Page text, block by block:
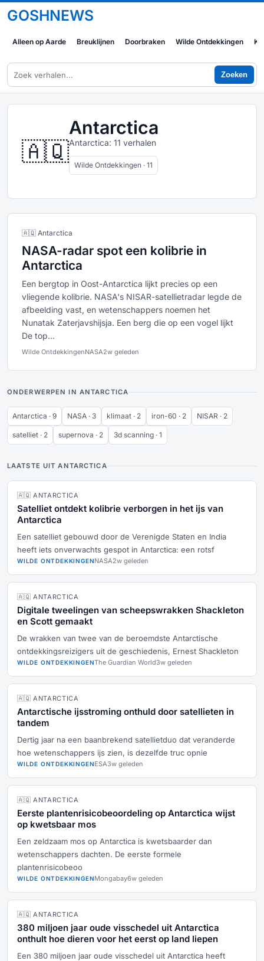
GOSHNEWS
Alleen op Aarde Breuklijnen Doorbraken Wilde Ontdekkingen
Zoeken
🇦🇶
Antarctica
Antarctica: 11 verhalen
Wilde Ontdekkingen · 11
🇦🇶 Antarctica
NASA-radar spot een kolibrie in
Antarctica
Een bergtop in Oost-Antarctica lijkt precies op een
vliegende kolibrie. NASA's NISAR-satellietradar legde de
afbeelding vast, en wetenschappers noemen het
Nunatak Zaterjavshijsja. Een berg die op een vogel lijkt
De top...
Wilde OntdekkingenNASA2w geleden
ONDERWERPEN IN ANTARCTICA
Antarctica · 9 NASA · 3 klimaat · 2 iron-60 · 2 NISAR · 2
satelliet · 2 supernova · 2 3d scanning · 1
LAATSTE UIT ANTARCTICA
🇦🇶 ANTARCTICA
Satelliet ontdekt kolibrie verborgen in het ijs van
Antarctica
Een satelliet gebouwd door de Verenigde Staten en India
heeft iets onverwachts gespot in Antarctica: een rotsf
WILDE ONTDEKKINGENNASA2w geleden
🇦🇶 ANTARCTICA
Digitale tweelingen van scheepswrakken Shackleton
en Scott gemaakt
De wrakken van twee van de beroemdste Antarctische
ontdekkingsreizigers uit de geschiedenis, Ernest Shackleton
WILDE ONTDEKKINGENThe Guardian World3w geleden
🇦🇶 ANTARCTICA
Antarctische ijsstroming onthuld door satellieten in
tandem
Dertig jaar na een baanbrekend satellietduo dat veranderde
hoe wetenschappers ijs zien, is dezelfde truc opnie
WILDE ONTDEKKINGENESA3w geleden
🇦🇶 ANTARCTICA
Eerste plantenrisicobeoordeling op Antarctica wijst
op kwetsbaar mos
Een zeldzaam mos op Antarctica is kwetsbaarder dan
wetenschappers dachten. De eerste formele
plantenrisicobeoo
WILDE ONTDEKKINGENMongabay6w geleden
🇦🇶 ANTARCTICA
380 miljoen jaar oude visschedel uit Antarctica
onthult hoe dieren voor het eerst op land liepen
Een 380 miljoen jaar oude visschedel uit Antarctica heeft